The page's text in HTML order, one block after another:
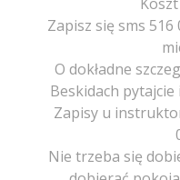
Zapisz się sms
O dokładne
Beskidach
Zapisy u
Nie trzeba się